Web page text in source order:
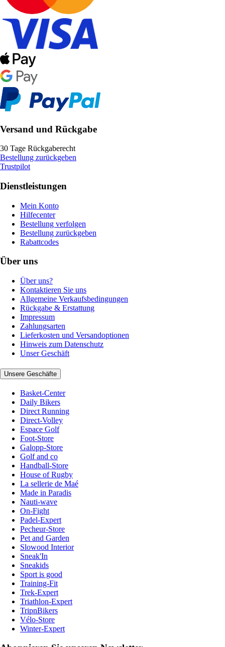
Versand und Rückgabe
30 Tage Rückgaberecht
Bestellung zurückgeben
Trustpilot
Dienstleistungen
Mein Konto
Hilfecenter
Bestellung verfolgen
Bestellung zurückgeben
Rabattcodes
Über uns
Über uns?
Kontaktieren Sie uns
Allgemeine Verkaufsbedingungen
Rückgabe & Erstattung
Impressum
Zahlungsarten
Lieferkosten und Versandoptionen
Hinweis zum Datenschutz
Unser Geschäft
Unsere Geschäfte
Basket-Center
Daily Bikers
Direct Running
Direct-Volley
Espace Golf
Foot-Store
Galopp-Store
Golf and co
Handball-Store
House of Rugby
La sellerie de Maé
Made in Paradis
Nauti-wave
On-Fight
Padel-Expert
Pecheur-Store
Pet and Garden
Slowood Interior
Sneak'In
Sneakids
Sport is good
Training-Fit
Trek-Expert
Triathlon-Expert
TripnBikers
Vélo-Store
Winter-Expert